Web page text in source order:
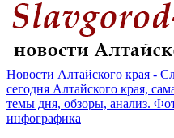
Новости Алтайского края -
сегодня Алтайского края,
темы дня, обзоры, анализ.
инфографика